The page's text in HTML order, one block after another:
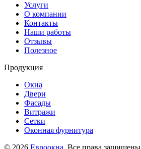
Услуги
О компании
Контакты
Наши работы
Отзывы
Полезное
Продукция
Окна
Двери
Фасады
Витражи
Сетки
Оконная фурнитура
© 2026 Евроокна. Все права защищены